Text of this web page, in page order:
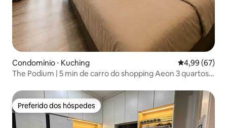
Condomínio ⋅ Kuching 4,99 de uma
4,99 (67)
The Podium | 5 min de carro do shopping Aeon 3 quartos
Preferido dos hóspedes
Preferido dos hóspedes